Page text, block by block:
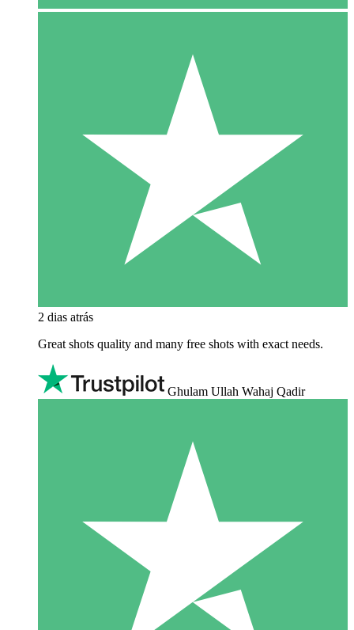
2 dias atrás
Great shots quality and many free shots with exact needs.
Ghulam Ullah Wahaj Qadir